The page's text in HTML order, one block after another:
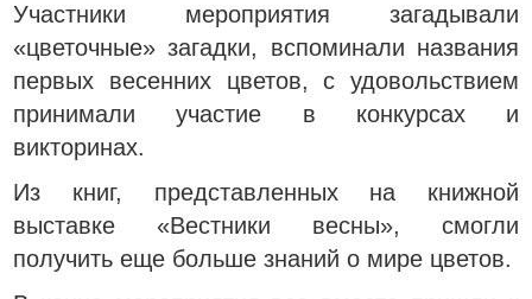
Участники мероприятия загадывали
«цветочные» загадки, вспоминали названия
первых весенних цветов, с удовольствием
принимали участие в конкурсах и
викторинах.
Из книг, представленных на книжной
выставке «Вестники весны», смогли
получить еще больше знаний о мире цветов.